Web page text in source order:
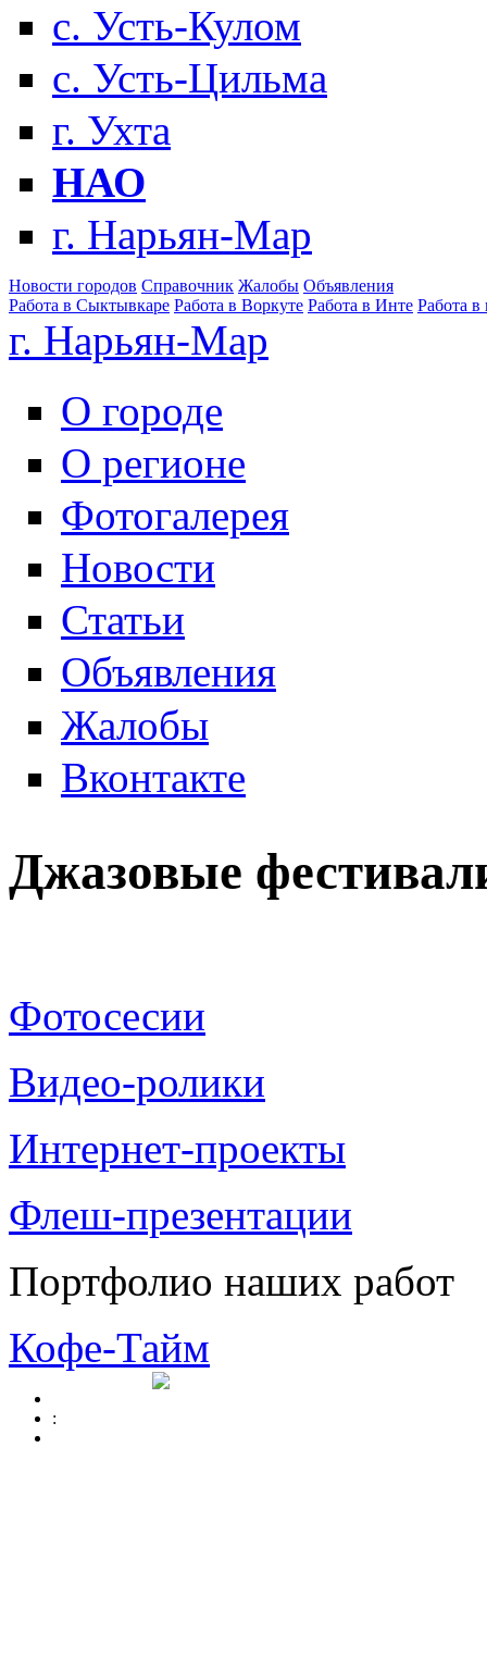
с. Усть-Кулом
с. Усть-Цильма
г. Ухта
НАО
г. Нарьян-Мар
Новости городов Справочник Жалобы Объявления
Работа в Сыктывкаре Работа в Воркуте Работа в Инте Работа в
г. Нарьян-Мар
О городе
О регионе
Фотогалерея
Новости
Статьи
Объявления
Жалобы
Вконтакте
Джазовые
Фотосесии
Видео-ролики
Интернет-проекты
Флеш-презентации
Портфолио наших работ
Кофе-Тайм
: